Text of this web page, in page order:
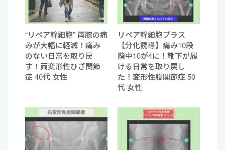
“リペア幹細胞” 両膝の痛
みが大幅に軽減！痛み
のない日常を取り戻
す！両変形性ひざ関節
症 40代 女性
リペア幹細胞プラス
【分化誘導】痛み10段
階中10が4に！靴下が履
ける日常を取り戻し
た！変形性股関節症 50
代 女性